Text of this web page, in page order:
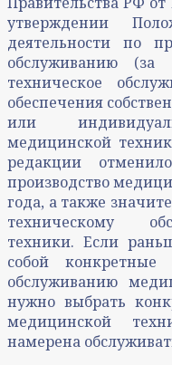
утверждении
деятельности по
обслуживанию (за
техническое
обеспечения
или
медицинской
редакции
производство
года, а также
техническому
техники. Если
собой конкретные
обслуживанию
нужно выбрать
медицинской
намерена